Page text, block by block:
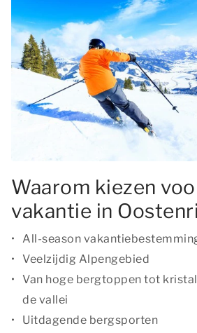
Waarom kiezen
vakantie in
All-season
Veelzijdig Alpengebied
Van hoge bergtoppen tot
de vallei
Uitdagende bergsporten